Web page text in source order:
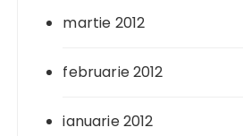
martie 2012
februarie 2012
ianuarie 2012